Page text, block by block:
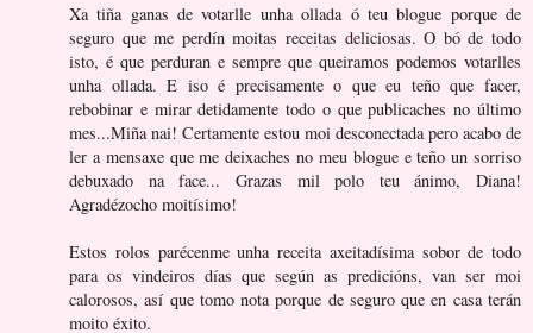
Xa tiña ganas de votarlle unha ollada ó teu blogue porque de
seguro que me perdín moitas receitas deliciosas. O bó de todo
isto, é que perduran e sempre que queiramos podemos votarlles
unha ollada. E iso é precisamente o que eu teño que facer,
rebobinar e mirar detidamente todo o que publicaches no último
mes...Miña nai! Certamente estou moi desconectada pero acabo de
ler a mensaxe que me deixaches no meu blogue e teño un sorriso
debuxado na face... Grazas mil polo teu ánimo, Diana!
Agradézocho moitísimo!
Estos rolos parécenme unha receita axeitadísima sobor de todo
para os vindeiros días que según as predicións, van ser moi
calorosos, así que tomo nota porque de seguro que en casa terán
moito éxito.